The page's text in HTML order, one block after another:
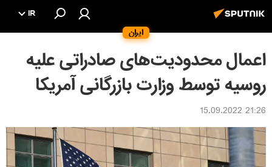
ایران
IR
اعمال محدودیت‌های صادراتی علیه
روسیه توسط وزارت بازرگانی آمریکا
21:26 15.09.2022